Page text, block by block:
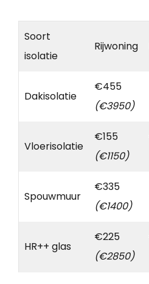
Soort
isolatie
Rijwoning
Dakisolatie
€455
(€3950)
Vloerisolatie
€155
(€1150)
Spouwmuur
€335
(€1400)
HR++ glas
€225
(€2850)